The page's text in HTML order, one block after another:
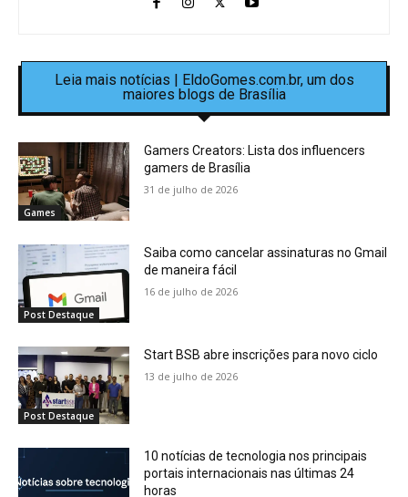
Leia mais notícias | EldoGomes.com.br, um dos
maiores blogs de Brasília
Games
Gamers Creators: Lista dos influencers
gamers de Brasília
31 de julho de 2026
Post Destaque
Saiba como cancelar assinaturas no Gmail
de maneira fácil
16 de julho de 2026
Post Destaque
Start BSB abre inscrições para novo ciclo
13 de julho de 2026
10 notícias de tecnologia nos principais
portais internacionais nas últimas 24
horas